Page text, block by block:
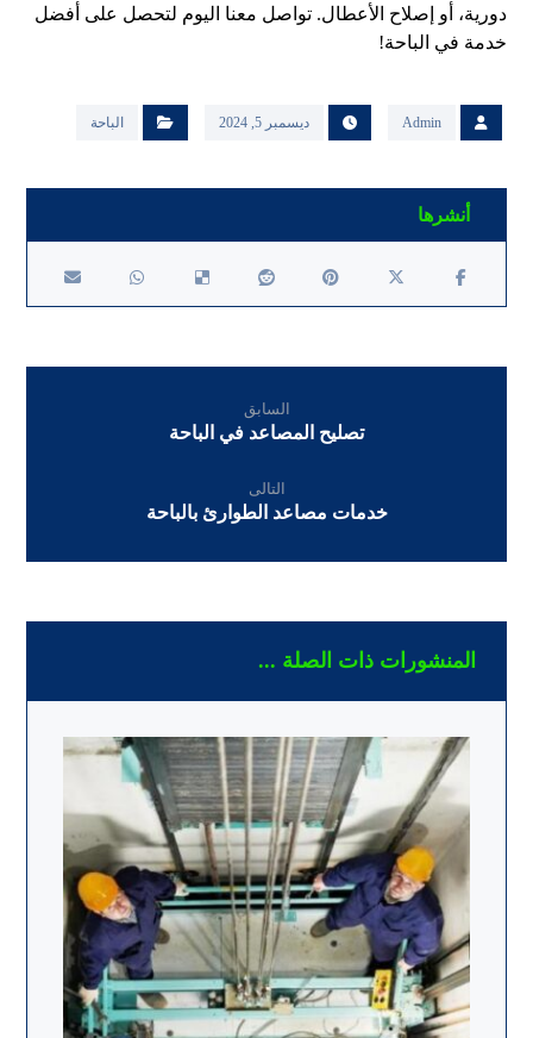
دورية، أو إصلاح الأعطال. تواصل معنا اليوم لتحصل على أفضل
خدمة في الباحة!
Admin ديسمبر 5, 2024 الباحة
السابق
تصليح المصاعد في الباحة
التالى
خدمات مصاعد الطوارئ بالباحة
المنشورات ذات الصلة ...